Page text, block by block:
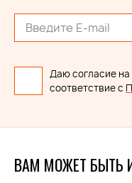
Даю согласие на
соответствие с
ВАМ МОЖЕТ БЫТЬ